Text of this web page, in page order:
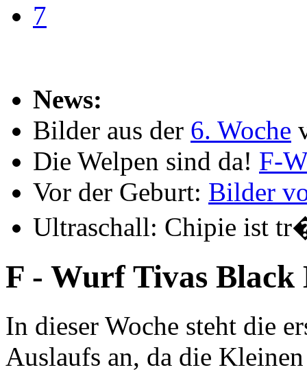
7
News:
Bilder aus der 6. Woche
Die Welpen sind da! F-
Vor der Geburt: Bilder
Ultraschall: Chipie ist
F - Wurf Tivas Black
In dieser Woche steht die
Auslaufs an, da die